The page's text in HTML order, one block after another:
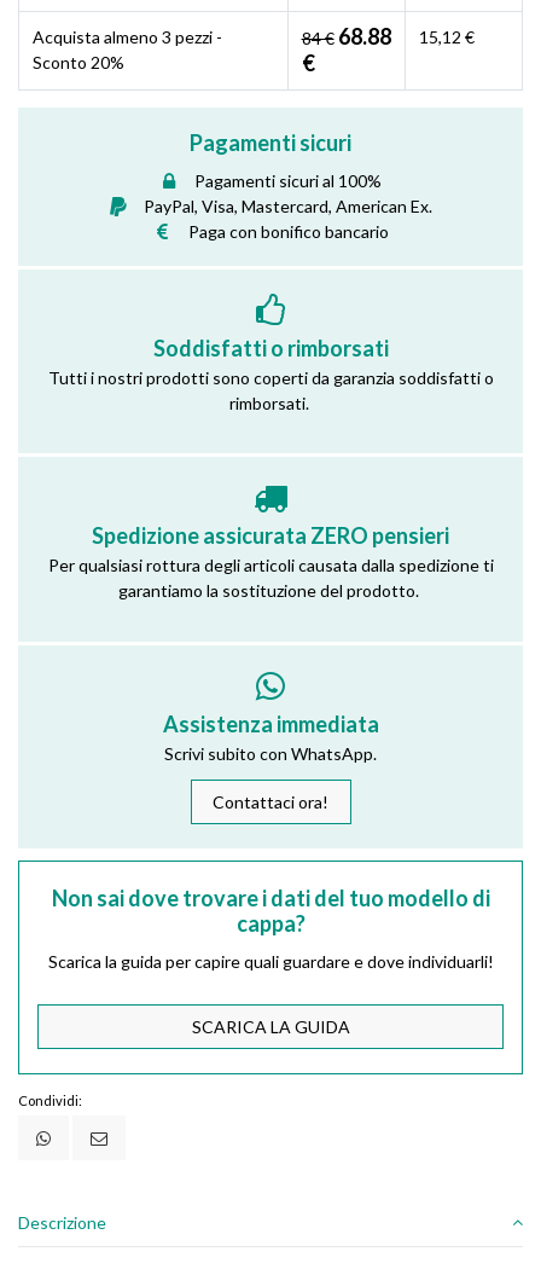
Acquista almeno 3 pezzi -
Sconto 20%
84 € 68.88
€
15,12 €
Pagamenti sicuri
Pagamenti sicuri al 100%
PayPal, Visa, Mastercard, American Ex.
Paga con bonifico bancario
Soddisfatti o rimborsati
Tutti i nostri prodotti sono coperti da garanzia soddisfatti o
rimborsati.
Spedizione assicurata ZERO pensieri
Per qualsiasi rottura degli articoli causata dalla spedizione ti
garantiamo la sostituzione del prodotto.
Assistenza immediata
Scrivi subito con WhatsApp.
Contattaci ora!
Non sai dove trovare i dati del tuo modello di
cappa?
Scarica la guida per capire quali guardare e dove individuarli!
SCARICA LA GUIDA
Condividi:
Descrizione